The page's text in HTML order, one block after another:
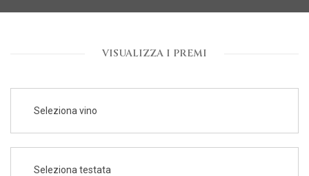
VISUALIZZA I PREMI
Seleziona vino
Seleziona testata